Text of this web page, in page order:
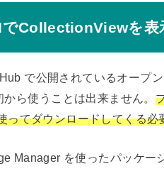
CollectionViewを表
で公開されているオープ
から使うことは出来ません。
ってダウンロードしてくる必
Manager を使ったパッケー